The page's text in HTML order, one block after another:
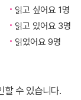
에서 함께한다. 눈
밤의 꽃잎들, 아빠
코끝을 아리게 하
밀어붙이는 여
은 밖으로 끄집어
읽고 싶어요 1명
읽고 있어요 3명
읽었어요 9명
할 수 있습니다.